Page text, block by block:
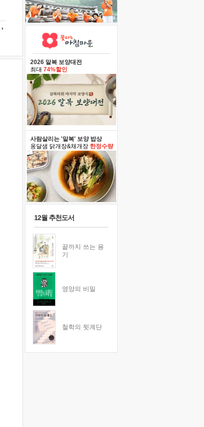
2026 말복 보양대전
최대 74%할인
사람살리는 '말복' 보양 밥상
옹달샘 닭개장&채개장 한정수량
12월 추천도서
끝까지 쓰는 용
기
영양의 비밀
철학의 뒷계단